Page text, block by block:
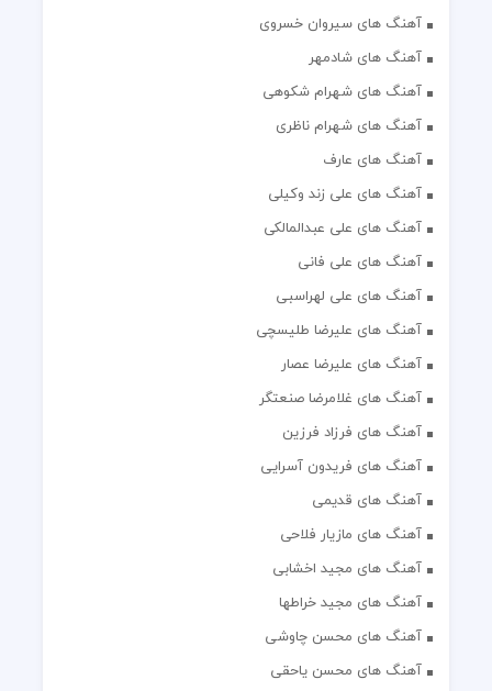
آهنگ های سیروان خسروی
آهنگ های شادمهر
آهنگ های شهرام شکوهی
آهنگ های شهرام ناظری
آهنگ های عارف
آهنگ های علی زند وکیلی
آهنگ های علی عبدالمالکی
آهنگ های علی فانی
آهنگ های علی لهراسبی
آهنگ های علیرضا طلیسچی
آهنگ های علیرضا عصار
آهنگ های غلامرضا صنعتگر
آهنگ های فرزاد فرزین
آهنگ های فریدون آسرایی
آهنگ های قدیمی
آهنگ های مازیار فلاحی
آهنگ های مجید اخشابی
آهنگ های مجید خراطها
آهنگ های محسن چاوشی
آهنگ های محسن یاحقی